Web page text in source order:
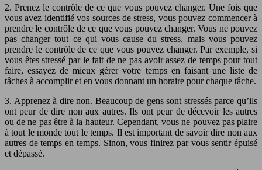
2. Prenez le contrôle de ce que vous pouvez changer. Une fois que
vous avez identifié vos sources de stress, vous pouvez commencer à
prendre le contrôle de ce que vous pouvez changer. Vous ne pouvez
pas changer tout ce qui vous cause du stress, mais vous pouvez
prendre le contrôle de ce que vous pouvez changer. Par exemple, si
vous êtes stressé par le fait de ne pas avoir assez de temps pour tout
faire, essayez de mieux gérer votre temps en faisant une liste de
tâches à accomplir et en vous donnant un horaire pour chaque tâche.
3. Apprenez à dire non. Beaucoup de gens sont stressés parce qu’ils
ont peur de dire non aux autres. Ils ont peur de décevoir les autres
ou de ne pas être à la hauteur. Cependant, vous ne pouvez pas plaire
à tout le monde tout le temps. Il est important de savoir dire non aux
autres de temps en temps. Sinon, vous finirez par vous sentir épuisé
et dépassé.